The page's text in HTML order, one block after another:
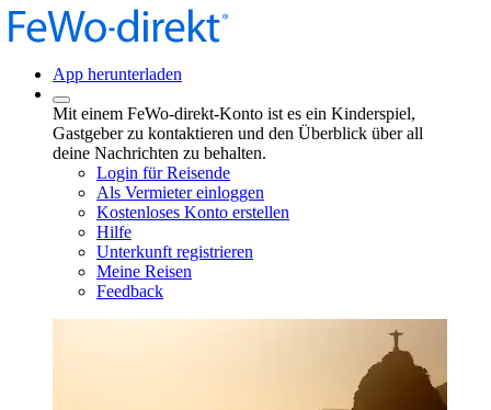
App herunterladen
Mit einem FeWo-direkt-Konto ist es ein Kinderspiel,
Gastgeber zu kontaktieren und den Überblick über all
deine Nachrichten zu behalten.
Login für Reisende
Als Vermieter einloggen
Kostenloses Konto erstellen
Hilfe
Unterkunft registrieren
Meine Reisen
Feedback